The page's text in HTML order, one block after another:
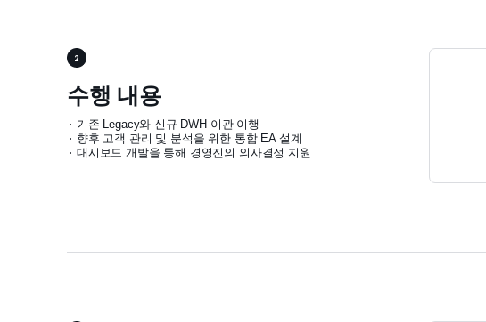
2
수행 내용
기존 Legacy와 신규 DWH 이관 이행
향후 고객 관리 및 분석을 위한 통합 EA 설계
대시보드 개발을 통해 경영진의 의사결정 지원